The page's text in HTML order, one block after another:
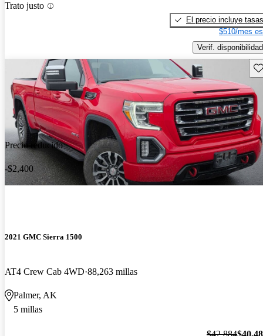
Trato justo
El precio incluye tasas
$510/mes
Verif. disponibilidad
Precio reducido
-$2,400
2021 GMC Sierra 1500
AT4 Crew Cab 4WD 88,263 millas
Palmer, AK
5 millas